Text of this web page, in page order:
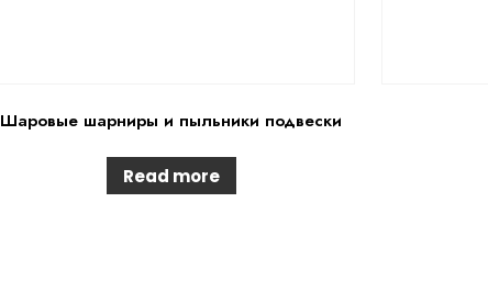
Шаровые шарниры и пыльники подвески
Read more